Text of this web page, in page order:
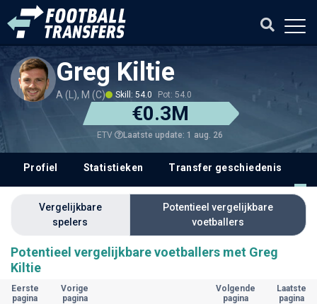
Greg Kiltie
A (L), M (C) Skill: 54.0 Pot: 54.0
€0.3M
ETV Laatste update: 1 aug. 26
Profiel Statistieken Transfer geschiedenis
Vergelijkbare
spelers
Potentieel vergelijkbare
voetballers
Potentieel vergelijkbare voetballers met Greg
Kiltie
Eerste
pagina
Vorige
pagina
Volgende
pagina
Laatste
pagina